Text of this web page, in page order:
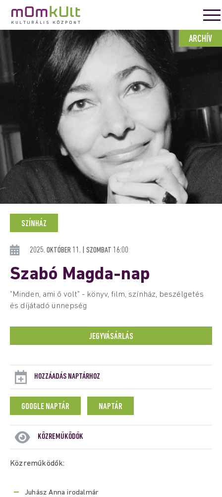
ARCHÍV
SZÍNHÁZ
2025. OKTÓBER 11. | SZOMBAT 16:00
Szabó Magda-nap
”Minden, ami ő volt” - könyv, film, színház, beszélgetés
és díjátadó ünnepség
JEGYVÁSÁRLÁS
HOZZÁADÁS NAPTÁRHOZ
GOOGLE NAPTÁR NAPTÁR
KÖZREMŰKÖDŐK
Közreműködők:
Juhász Anna irodalmár